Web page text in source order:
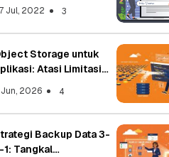
Jul, 2022 3
Storage untuk
Atasi Limitasi
Jun, 2026 4
Backup Data 3-
1: Tangkal